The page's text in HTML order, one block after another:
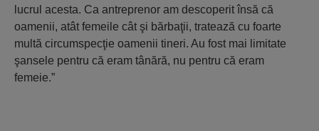
lucrul acesta. Ca antreprenor am descoperit însă că
oamenii, atât femeile cât şi bărbaţii, tratează cu foarte
multă circumspecţie oamenii tineri. Au fost mai limitate
şansele pentru că eram tânără, nu pentru că eram
femeie.”